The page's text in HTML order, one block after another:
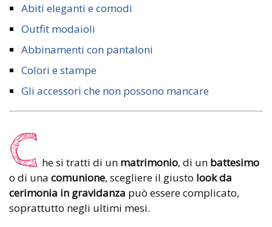
Abiti eleganti e comodi
Outfit modaioli
Abbinamenti con pantaloni
Colori e stampe
Gli accessori che non possono mancare
C he si tratti di un matrimonio, di un battesimo
o di una comunione, scegliere il giusto look da
cerimonia in gravidanza può essere complicato,
soprattutto negli ultimi mesi.